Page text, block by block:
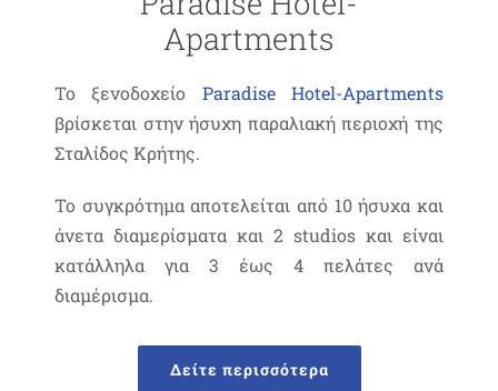
Apartments
Το ξενοδοχείο Paradise Hotel-Apartments
βρίσκεται στην ήσυχη παραλιακή περιοχή της
Σταλίδος Κρήτης.
Το συγκρότημα αποτελείται από 10 ήσυχα και
άνετα διαμερίσματα και 2 studios και είναι
κατάλληλα για 3 έως 4 πελάτες ανά
διαμέρισμα.
Δείτε περισσότερα